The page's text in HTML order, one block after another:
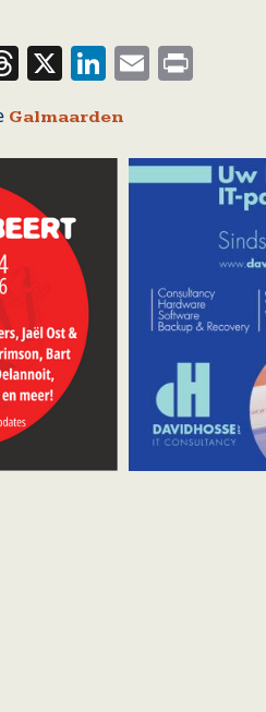
Threads
X LinkedIn
Email
Galmaarden